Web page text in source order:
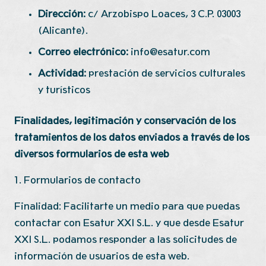
Dirección: c/ Arzobispo Loaces, 3 C.P. 03003
(Alicante).
Correo electrónico: info@esatur.com
Actividad: prestación de servicios culturales
y turísticos
Finalidades, legitimación y conservación de los
tratamientos de los datos enviados a través de los
diversos formularios de esta web
1. Formularios de contacto
Finalidad: Facilitarte un medio para que puedas
contactar con Esatur XXI S.L. y que desde Esatur
XXI S.L. podamos responder a las solicitudes de
información de usuarios de esta web.